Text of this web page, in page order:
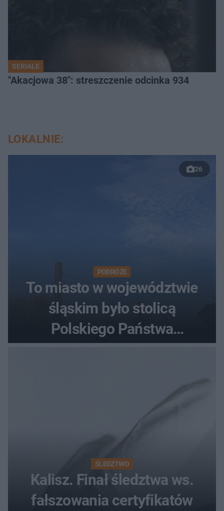
SERIALE
"Akacjowa 38": streszczenie odcinka 934
LOKALNIE:
26
PODRÓŻE
To miasto w województwie
śląskim było stolicą
Polskiego Państwa
Podziemnego. Dziś zna je
ŚLEDZTWO
Kalisz. Finał śledztwa ws.
fałszowania certyfikatów